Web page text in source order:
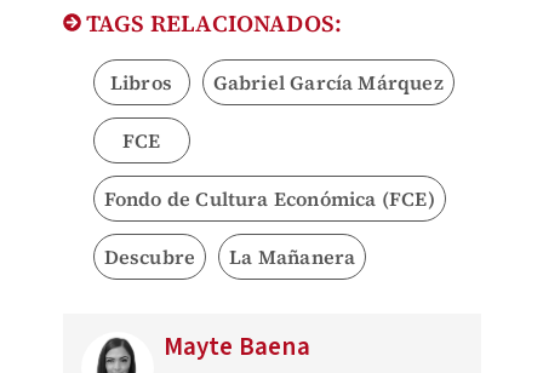
TAGS RELACIONADOS:
Libros Gabriel García Márquez
FCE
Fondo de Cultura Económica (FCE)
Descubre La Mañanera
Mayte Baena